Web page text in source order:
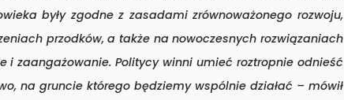
były zgodne z zasadami zrównoważonego rozwoju,
przodków, a także na nowoczesnych rozwiązaniach
i zaangażowanie. Politycy winni umieć roztropnie odnieść
na gruncie którego będziemy wspólnie działać – mówił